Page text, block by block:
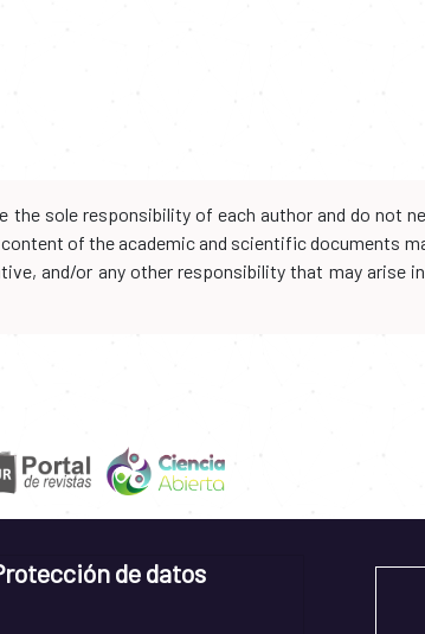
the sole responsibility of each author and do not
of the academic and scientific documents
and/or any other responsibility that may arise
de datos